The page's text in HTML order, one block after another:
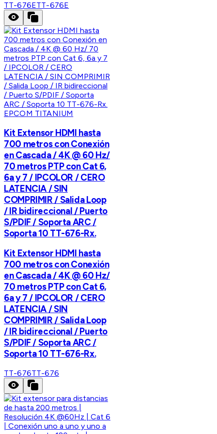
TT-676ETT-676E
EPCOM TITANIUM
Kit Extensor HDMI hasta
700 metros con Conexión
en Cascada / 4K @ 60 Hz/
70 metros PTP con Cat 6,
6a y 7 / IPCOLOR / CERO
LATENCIA / SIN
COMPRIMIR / Salida Loop
/ IR bidireccional / Puerto
S/PDIF / Soporta ARC /
Soporta 10 TT-676-Rx.
Kit Extensor HDMI hasta
700 metros con Conexión
en Cascada / 4K @ 60 Hz/
70 metros PTP con Cat 6,
6a y 7 / IPCOLOR / CERO
LATENCIA / SIN
COMPRIMIR / Salida Loop
/ IR bidireccional / Puerto
S/PDIF / Soporta ARC /
Soporta 10 TT-676-Rx.
TT-676TT-676